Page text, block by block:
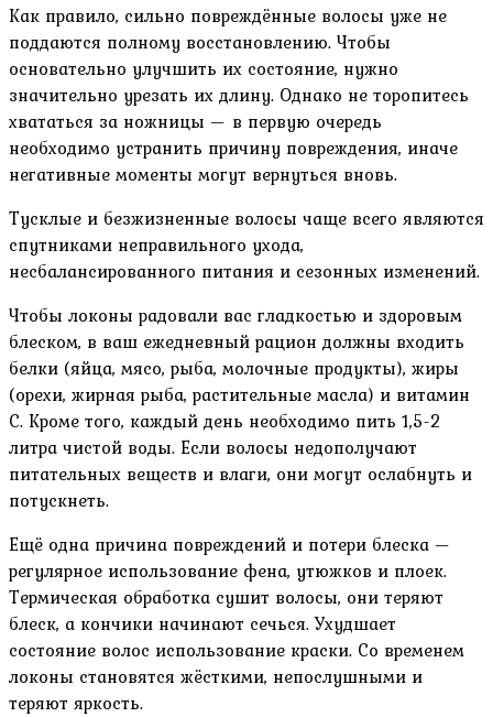
Как правило, сильно повреждённые волосы уже не
поддаются полному восстановлению. Чтобы
основательно улучшить их состояние, нужно
значительно урезать их длину. Однако не торопитесь
хвататься за ножницы — в первую очередь
необходимо устранить причину повреждения, иначе
негативные моменты могут вернуться вновь.
Тусклые и безжизненные волосы чаще всего являются
спутниками неправильного ухода,
несбалансированного питания и сезонных изменений.
Чтобы локоны радовали вас гладкостью и здоровым
блеском, в ваш ежедневный рацион должны входить
белки (яйца, мясо, рыба, молочные продукты), жиры
(орехи, жирная рыба, растительные масла) и витамин
C. Кроме того, каждый день необходимо пить 1,5-2
литра чистой воды. Если волосы недополучают
питательных веществ и влаги, они могут ослабнуть и
потускнеть.
Ещё одна причина повреждений и потери блеска —
регулярное использование фена, утюжков и плоек.
Термическая обработка сушит волосы, они теряют
блеск, а кончики начинают сечься. Ухудшает
состояние волос использование краски. Со временем
локоны становятся жёсткими, непослушными и
теряют яркость.